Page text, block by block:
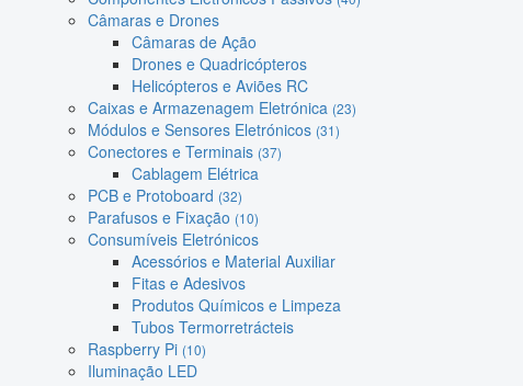
Câmaras e Drones
Câmaras de Ação
Drones e Quadricópteros
Helicópteros e Aviões RC
Caixas e Armazenagem Eletrónica (23)
Módulos e Sensores Eletrónicos (31)
Conectores e Terminais (37)
Cablagem Elétrica
PCB e Protoboard (32)
Parafusos e Fixação (10)
Consumíveis Eletrónicos
Acessórios e Material Auxiliar
Fitas e Adesivos
Produtos Químicos e Limpeza
Tubos Termorretrácteis
Raspberry Pi (10)
Iluminação LED